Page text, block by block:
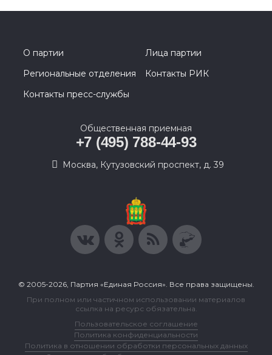
О партии
Лица партии
Региональные отделения
Контакты РИК
Контакты пресс-службы
Общественная приемная
+7 (495) 788-44-93
Москва, Кутузовский проспект, д. 39
© 2005-2026, Партия «Единая Россия». Все права защищены.
При полном или частичном использовании материалов
ссылка на ресурс обязательна.
Пользовательское соглашение
Политика конфиденциальности
Политика в отношении обработки персональных данных